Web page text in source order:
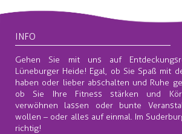
INFO
Gehen Sie mit uns auf
Lüneburger Heide! Egal, ob Sie Spaß mit
haben oder lieber abschalten und Ruhe
ob Sie Ihre Fitness stärken und
verwöhnen lassen oder bunte
wollen – oder alles auf einmal. Im
richtig!